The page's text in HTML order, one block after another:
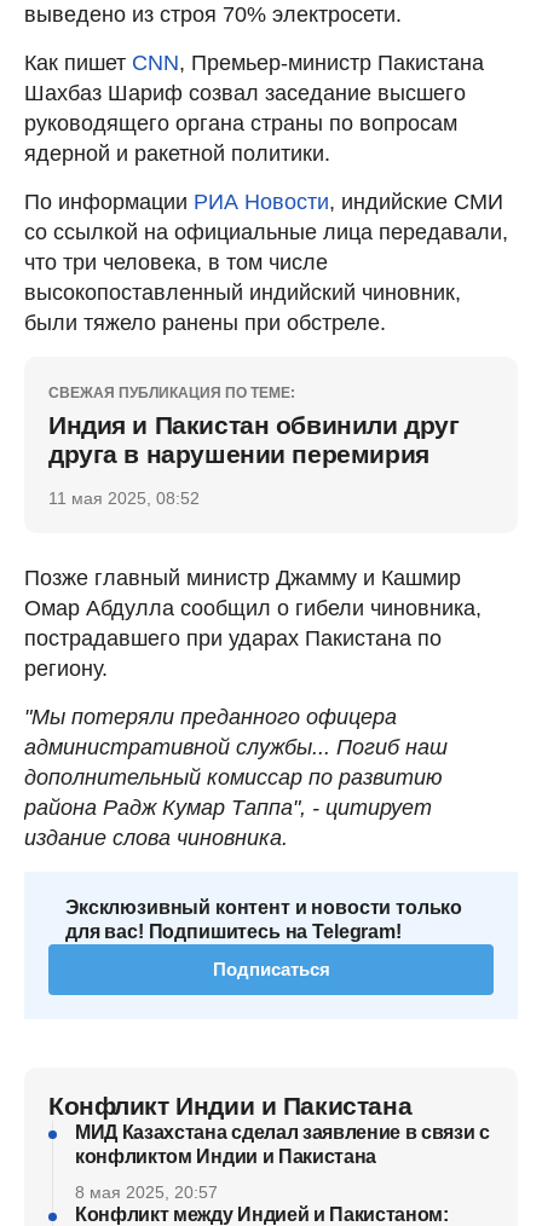
выведено из строя 70% электросети.
Как пишет CNN, Премьер-министр Пакистана
Шахбаз Шариф созвал заседание высшего
руководящего органа страны по вопросам
ядерной и ракетной политики.
По информации РИА Новости, индийские СМИ
со ссылкой на официальные лица передавали,
что три человека, в том числе
высокопоставленный индийский чиновник,
были тяжело ранены при обстреле.
СВЕЖАЯ ПУБЛИКАЦИЯ ПО ТЕМЕ:
Индия и Пакистан обвинили друг
друга в нарушении перемирия
11 мая 2025, 08:52
Позже главный министр Джамму и Кашмир
Омар Абдулла сообщил о гибели чиновника,
пострадавшего при ударах Пакистана по
региону.
"Мы потеряли преданного офицера
административной службы... Погиб наш
дополнительный комиссар по развитию
района Радж Кумар Таппа", - цитирует
издание слова чиновника.
Эксклюзивный контент и новости только
для вас! Подпишитесь на Telegram!
Подписаться
Конфликт Индии и Пакистана
МИД Казахстана сделал заявление в связи с
конфликтом Индии и Пакистана
8 мая 2025, 20:57
Конфликт между Индией и Пакистаном: